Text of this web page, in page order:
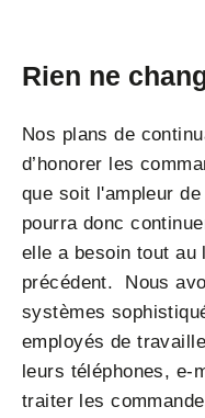
Rien ne
Nos plans de
d’honorer les
que soit l'ampleur
pourra donc
elle a besoin tout au
précédent. Nous
systèmes
employés de
leurs téléphones, e-
traiter les